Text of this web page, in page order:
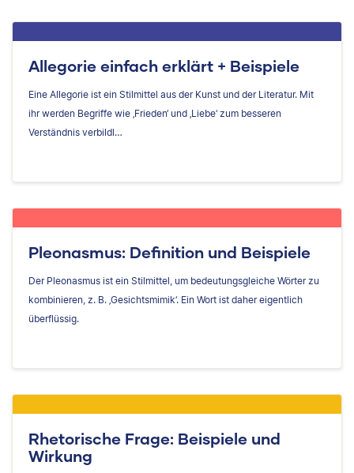
Allegorie einfach erklärt + Beispiele
Eine Allegorie ist ein Stilmittel aus der Kunst und der Literatur. Mit
ihr werden Begriffe wie ‚Frieden‘ und ‚Liebe‘ zum besseren
Verständnis verbildl…
Pleonasmus: Definition und Beispiele
Der Pleonasmus ist ein Stilmittel, um bedeutungsgleiche Wörter zu
kombinieren, z. B. ‚Gesichtsmimik‘. Ein Wort ist daher eigentlich
überflüssig.
Rhetorische Frage: Beispiele und
Wirkung